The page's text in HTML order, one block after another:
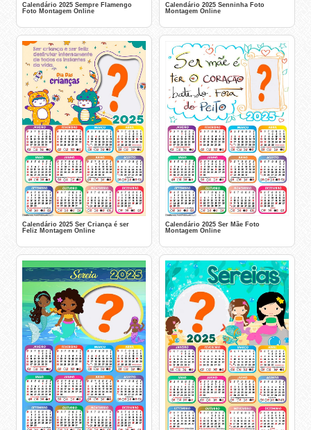
Calendário 2025 Sempre Flamengo
Foto Montagem Online
Calendário 2025 Senninha Foto
Montagem Online
Calendário 2025 Ser Criança é ser
Feliz Montagem Online
Calendário 2025 Ser Mãe Foto
Montagem Online